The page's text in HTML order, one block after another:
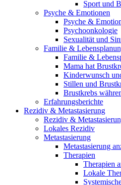
Sport und
Psyche & Emotionen
Psyche &
Psychoonkologie
Sexualität und
Familie &
Familie &
Mama hat
Kinderwunsch
Stillen und
Brustkrebs
Erfahrungsberichte
Rezidiv & Metastasierung
Rezidiv &
Lokales Rezidiv
Metastasierung
Metastasierung
Therapien
Therapien
Lokale